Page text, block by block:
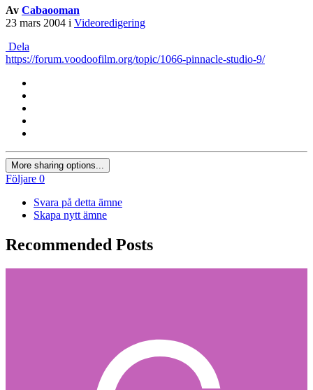
Av Cabaooman
23 mars 2004 i Videoredigering
Dela
https://forum.voodoofilm.org/topic/1066-pinnacle-studio-9/
More sharing options...
Följare 0
Svara på detta ämne
Skapa nytt ämne
Recommended Posts